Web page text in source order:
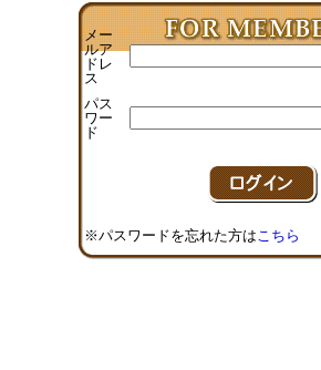
メー
ルア
ドレ
ス
パス
ワー
ド
※パスワードを忘れた方はこちら